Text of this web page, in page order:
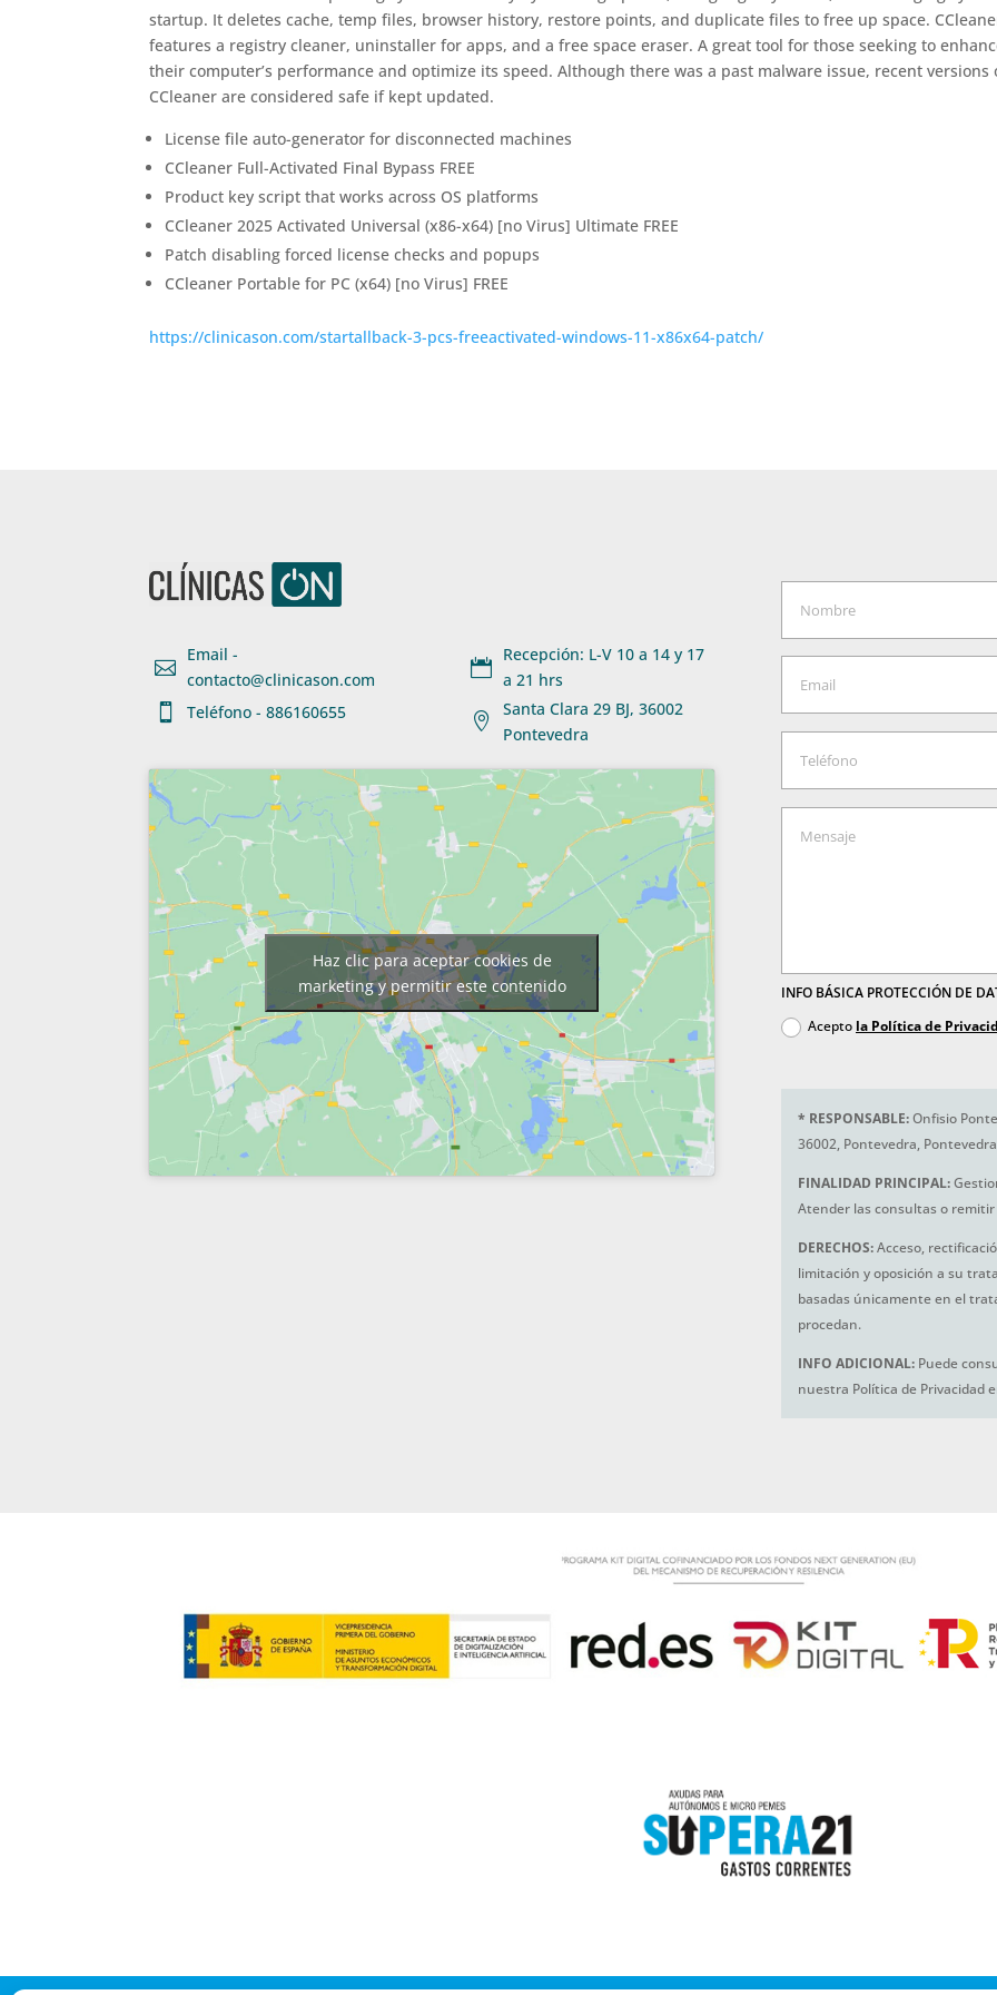
startup. It deletes cache, temp files, browser history, restore points, and duplicate files to free up space.
features a registry cleaner, uninstaller for apps, and a free space eraser. A great tool for those seeking to
their computer’s performance and optimize its speed. Although there was a past malware issue, recent versions
CCleaner are considered safe if kept updated.
License file auto-generator for disconnected machines
CCleaner Full-Activated Final Bypass FREE
Product key script that works across OS platforms
CCleaner 2025 Activated Universal (x86-x64) [no Virus] Ultimate FREE
Patch disabling forced license checks and popups
CCleaner Portable for PC (x64) [no Virus] FREE
https://clinicason.com/startallback-3-pcs-freeactivated-windows-11-x86x64-patch/

Email -
contacto@clinicason.com

Teléfono - 886160655

Recepción: L-V 10 a 14 y 17
a 21 hrs

Santa Clara 29 BJ, 36002
Pontevedra
Haz clic para aceptar cookies de
marketing y permitir este contenido
INFO BÁSICA PROTECCIÓN DE
Acepto la Política de
* RESPONSABLE:Onfisio
36002, Pontevedra,
FINALIDAD PRINCIPAL:
Atender las consultas o
DERECHOS:Acceso,
limitación y oposición a su
basadas únicamente en el
procedan.
INFO ADICIONAL: Puede
nuestra Política de Privacidad